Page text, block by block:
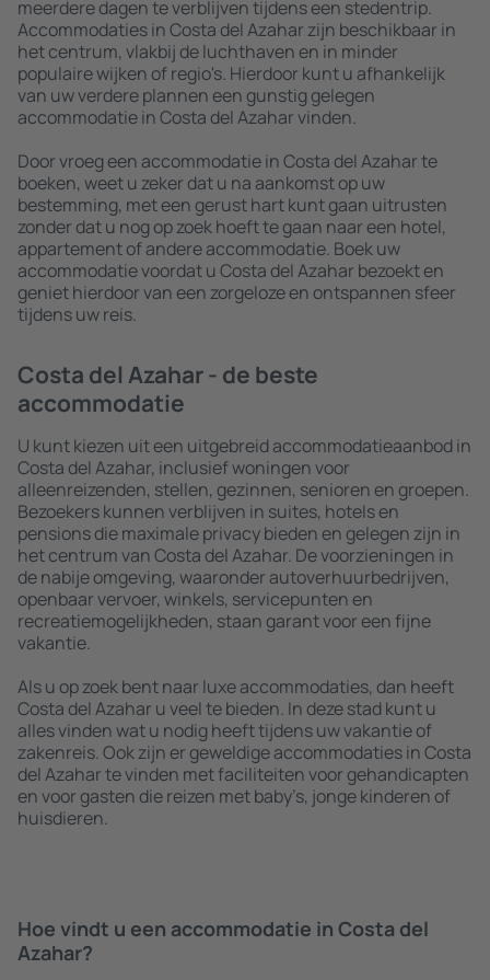
meerdere dagen te verblijven tijdens een stedentrip.
Accommodaties in Costa del Azahar zijn beschikbaar in
het centrum, vlakbij de luchthaven en in minder
populaire wijken of regio's. Hierdoor kunt u afhankelijk
van uw verdere plannen een gunstig gelegen
accommodatie in Costa del Azahar vinden.
Door vroeg een accommodatie in Costa del Azahar te
boeken, weet u zeker dat u na aankomst op uw
bestemming, met een gerust hart kunt gaan uitrusten
zonder dat u nog op zoek hoeft te gaan naar een hotel,
appartement of andere accommodatie. Boek uw
accommodatie voordat u Costa del Azahar bezoekt en
geniet hierdoor van een zorgeloze en ontspannen sfeer
tijdens uw reis.
Costa del Azahar - de beste
accommodatie
U kunt kiezen uit een uitgebreid accommodatieaanbod in
Costa del Azahar, inclusief woningen voor
alleenreizenden, stellen, gezinnen, senioren en groepen.
Bezoekers kunnen verblijven in suites, hotels en
pensions die maximale privacy bieden en gelegen zijn in
het centrum van Costa del Azahar. De voorzieningen in
de nabije omgeving, waaronder autoverhuurbedrijven,
openbaar vervoer, winkels, servicepunten en
recreatiemogelijkheden, staan garant voor een fijne
vakantie.
Als u op zoek bent naar luxe accommodaties, dan heeft
Costa del Azahar u veel te bieden. In deze stad kunt u
alles vinden wat u nodig heeft tijdens uw vakantie of
zakenreis. Ook zijn er geweldige accommodaties in Costa
del Azahar te vinden met faciliteiten voor gehandicapten
en voor gasten die reizen met baby’s, jonge kinderen of
huisdieren.
Hoe vindt u een accommodatie in Costa del
Azahar?